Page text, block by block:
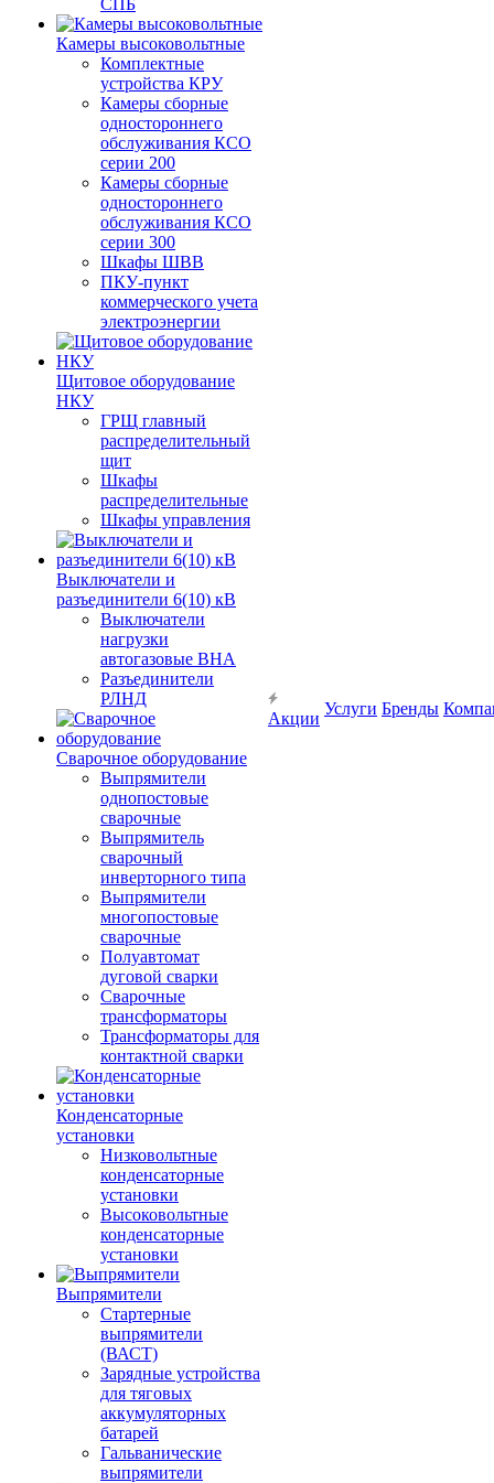
СПБ
Камеры высоковольтные
Комплектные
устройства КРУ
Камеры сборные
одностороннего
обслуживания КСО
серии 200
Камеры сборные
одностороннего
обслуживания КСО
серии 300
Шкафы ШВВ
ПКУ-пункт
коммерческого учета
электроэнергии
Щитовое оборудование
НКУ
ГРЩ главный
распределительный
щит
Шкафы
распределительные
Шкафы управления
Выключатели и
разъединители 6(10) кВ
Выключатели
нагрузки
автогазовые ВНА
Разъединители
РЛНД
Сварочное оборудование
Выпрямители
однопостовые
сварочные
Выпрямитель
сварочный
инверторного типа
Выпрямители
многопостовые
сварочные
Полуавтомат
дуговой сварки
Сварочные
трансформаторы
Трансформаторы для
контактной сварки
Конденсаторные
установки
Низковольтные
конденсаторные
установки
Высоковольтные
конденсаторные
установки
Выпрямители
Стартерные
выпрямители
(ВАСТ)
Зарядные устройства
для тяговых
аккумуляторных
батарей
Гальванические
выпрямители
Акции
Услуги Бренды